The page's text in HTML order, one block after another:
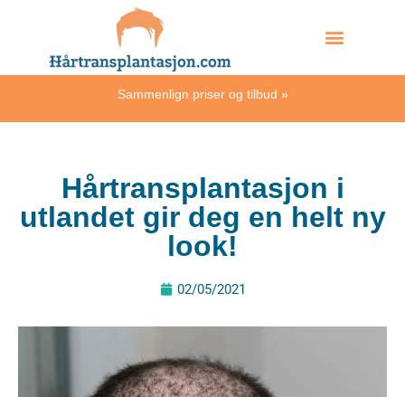
Sammenlign priser og tilbud »
Hårtransplantasjon i
utlandet gir deg en helt ny
look!
02/05/2021